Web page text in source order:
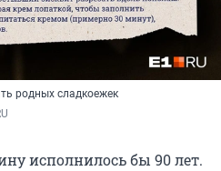
родных сладкоежек
исполнилось бы 90 лет.